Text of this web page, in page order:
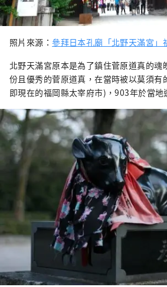
照片來源：參拜日本孔廟「北野天滿宮」
北野天滿宮原本是為了鎮住菅原道真的魂
份且優秀的菅原道真，在當時被以莫須有
即現在的福岡縣太宰府市)，903年於當地